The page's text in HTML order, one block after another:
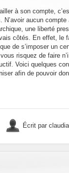
à son compte,
N’avoir aucun
une liberté
côtés. En effet, le
de s’imposer un
risquez de faire
Voici quelques
afin de pouvoir
Écrit par